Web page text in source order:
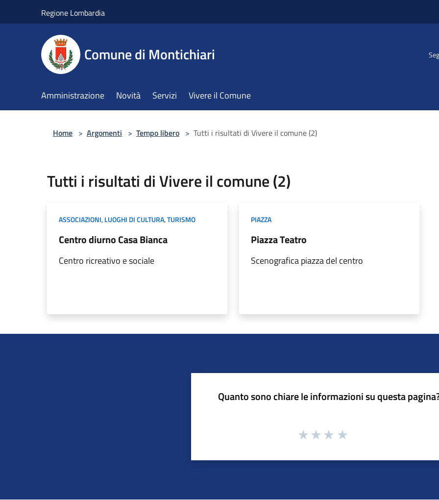
Regione Lombardia
Comune di Montichiari
Amministrazione Novità Servizi Vivere il Comune
Home > Argomenti > Tempo libero > Tutti i risultati di Vivere il comune (2)
Tutti i risultati di Vivere il comune (2)
ASSOCIAZIONI,LUOGHI DI CULTURA,TURISMO
Centro diurno Casa Bianca
Centro ricreativo e sociale
PIAZZA
Piazza Teatro
Scenografica piazza del centro
Quanto sono chiare le informazioni su questa